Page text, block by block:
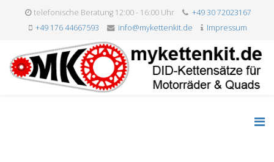
telefonische Beratung 12:00 - 16:00 Uhr
+49 30 72023167
+49 176 44667593
info@mykettenkit.de Impressum